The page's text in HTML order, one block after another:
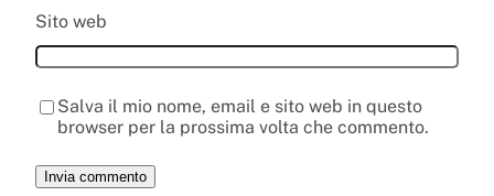
Sito web
Salva il mio nome, email e sito web in questo
browser per la prossima volta che commento.